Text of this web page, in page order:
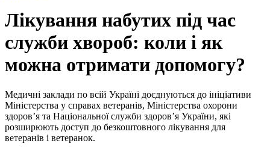
Лікування набутих під час
служби хвороб: коли і як
можна отримати допомогу?
Медичні заклади по всій Україні доєднуються до ініціативи
Міністерства у справах ветеранів, Міністерства охорони
здоров’я та Національної служби здоров’я України, які
розширюють доступ до безкоштовного лікування для
ветеранів і ветеранок.